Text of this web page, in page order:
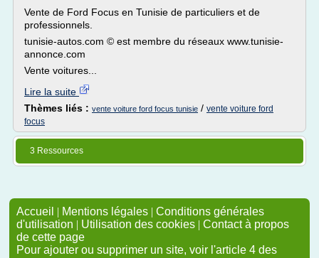
Vente de Ford Focus en Tunisie de particuliers et de
professionnels.
tunisie-autos.com © est membre du réseaux www.tunisie-
annonce.com
Vente voitures...
Lire la suite
Thèmes liés : vente voiture ford focus tunisie / vente voiture ford
focus
3 Ressources
Accueil | Mentions légales | Conditions générales
d'utilisation | Utilisation des cookies | Contact à propos
de cette page
Pour ajouter ou supprimer un site, voir l'article 4 des